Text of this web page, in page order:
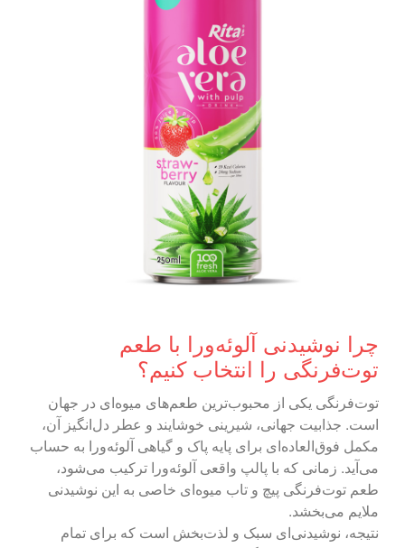
چرا نوشیدنی آلوئه‌ورا با طعم
توت‌فرنگی را انتخاب کنیم؟
توت‌فرنگی یکی از محبوب‌ترین طعم‌های میوه‌ای در جهان
است. جذابیت جهانی، شیرینی خوشایند و عطر دل‌انگیز آن،
مکمل فوق‌العاده‌ای برای پایه پاک و گیاهی آلوئه‌ورا به حساب
می‌آید. زمانی که با پالپ واقعی آلوئه‌ورا ترکیب می‌شود،
طعم توت‌فرنگی پیچ و تاب میوه‌ای خاصی به این نوشیدنی
ملایم می‌بخشد.
نتیجه، نوشیدنی‌ای سبک و لذت‌بخش است که برای تمام